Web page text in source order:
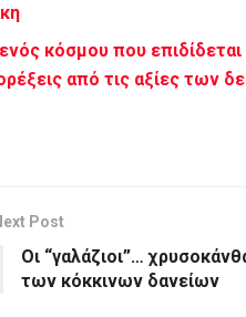
κόσμου που
από τις αξίες των
Post
Οι “γαλάζιοι”…
των κόκκινων δανείων